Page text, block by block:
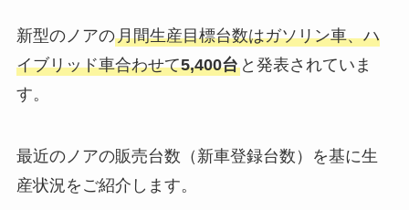
新型のノアの月間生産目標台数はガソリン車、ハ
イブリッド車合わせて5,400台と発表されていま
す。
最近のノアの販売台数（新車登録台数）を基に生
産状況をご紹介します。